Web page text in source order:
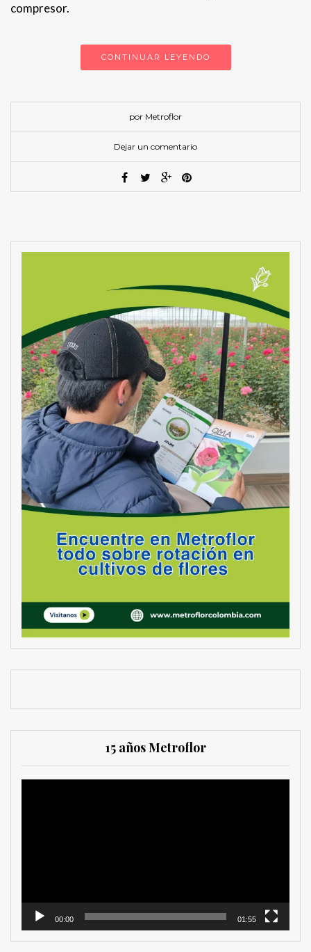
compresor.
CONTINUAR LEYENDO
por Metroflor
Dejar un comentario
15 años Metroflor
00:00 01:55